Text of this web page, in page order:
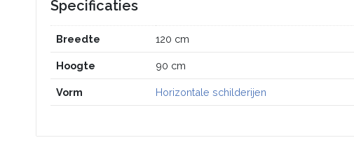
Specificaties
Breedte 120 cm
Hoogte 90 cm
Vorm Horizontale schilderijen